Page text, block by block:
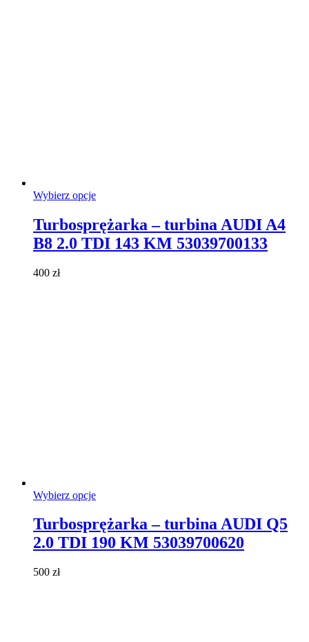
Wybierz opcjeTen
wiele
wariantów.
Turbosprężarka – turbina AUDI A4
B8 2.0 TDI 143 KM 53039700133
400 zł
Wybierz opcjeTen
ma
wiele
wariantów.
Turbosprężarka – turbina AUDI Q5
2.0 TDI 190 KM 53039700620
500 zł